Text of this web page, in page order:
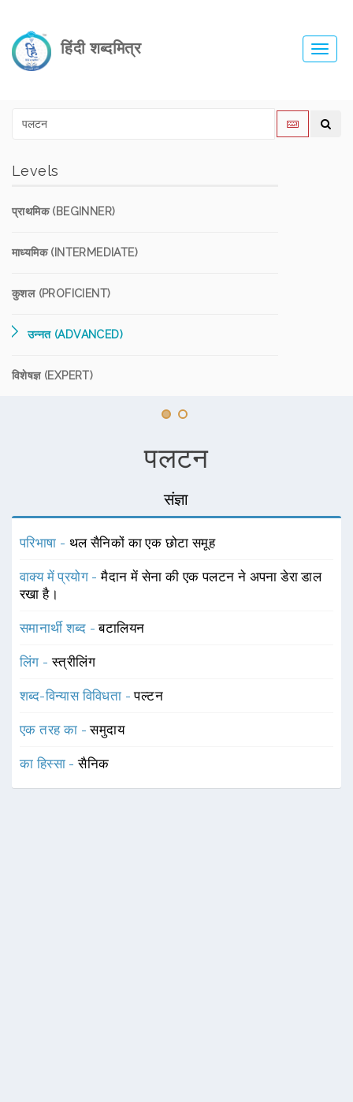
हिंदी शब्दमित्र
Levels
प्राथमिक (BEGINNER)
माध्यमिक (INTERMEDIATE)
कुशल (PROFICIENT)
उन्नत (ADVANCED)
विशेषज्ञ (EXPERT)
पलटन
संज्ञा
परिभाषा - थल सैनिकों का एक छोटा समूह
वाक्य में प्रयोग -मैदान में सेना की एक पलटन ने अपना डेरा डाल
रखा है।
समानार्थी शब्द -बटालियन
लिंग -स्त्रीलिंग
शब्द-विन्यास विविधता -पल्टन
एक तरह का -समुदाय
का हिस्सा -सैनिक